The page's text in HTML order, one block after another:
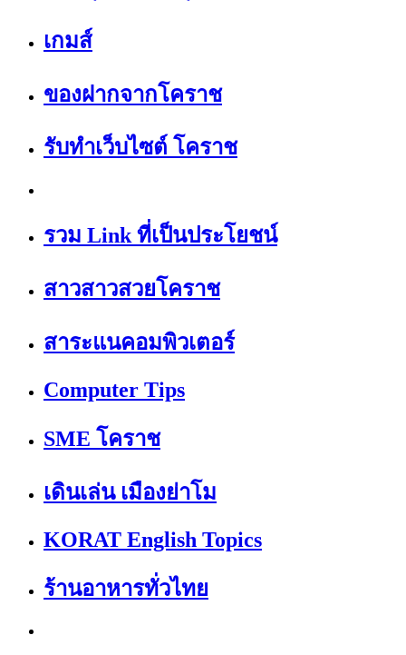
เกมส์
ของฝากจากโคราช
รับทำเว็บไซต์ โคราช
รวม Link ที่เป็นประโยชน์
สาวสาวสวยโคราช
สาระแนคอมพิวเตอร์
Computer Tips
SME โคราช
เดินเล่น เมืองย่าโม
KORAT English Topics
ร้านอาหารทั่วไทย